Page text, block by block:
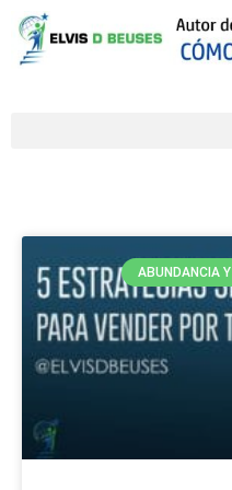
ABUNDANCIA